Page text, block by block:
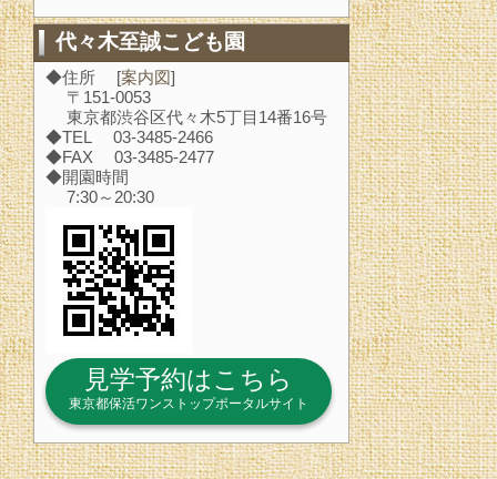
代々木至誠こども園
◆住所 [案内図]
〒151-0053
東京都渋谷区代々木5丁目14番16号
◆TEL 03-3485-2466
◆FAX 03-3485-2477
◆開園時間
7:30～20:30
見学予約はこちら
東京都保活ワンストップポータルサイト